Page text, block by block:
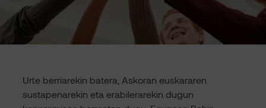
Urte berriarekin batera, Askoran euskararen
sustapenarekin eta erabilerarekin dugun